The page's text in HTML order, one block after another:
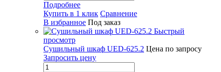
Подробнее
Купить в 1 клик Сравнение
В избранное Под заказ
Быстрый
просмотр
Сушильный шкаф UED-625.2 Цена по запросу
Запросить цену